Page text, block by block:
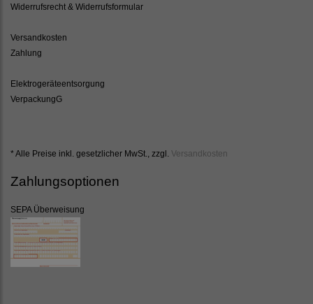
Widerrufsrecht & Widerrufsformular
Versandkosten
Zahlung
Elektrogeräteentsorgung
VerpackungG
* Alle Preise inkl. gesetzlicher MwSt., zzgl. Versandkosten
Zahlungsoptionen
SEPA Überweisung